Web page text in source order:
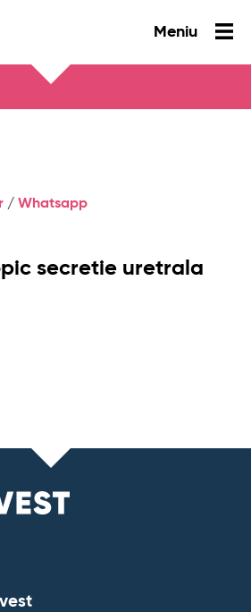
Meniu
/ Whatsapp
secretie uretrala